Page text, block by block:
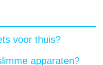
voor thuis?
apparaten?